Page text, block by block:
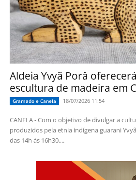
Aldeia Yvyã Porâ
escultura de madeira em
Gramado e Canela 18/07/2026 11:54
CANELA - Com o objetivo de divulgar a
produzidos pela etnia indígena guarani
das 14h às 16h30,...